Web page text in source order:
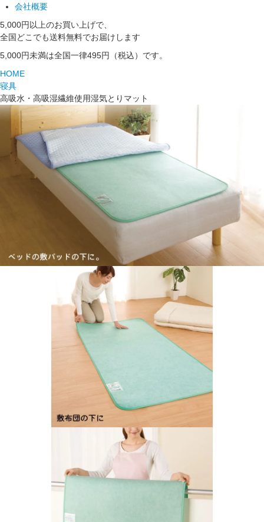
会社概要
5,000円以上のお買い上げで、
全国どこでも送料無料でお届けします
5,000円未満は全国一律495円（税込）です。
HOME
寝具
高吸水・高吸湿繊維使用湿気とりマット